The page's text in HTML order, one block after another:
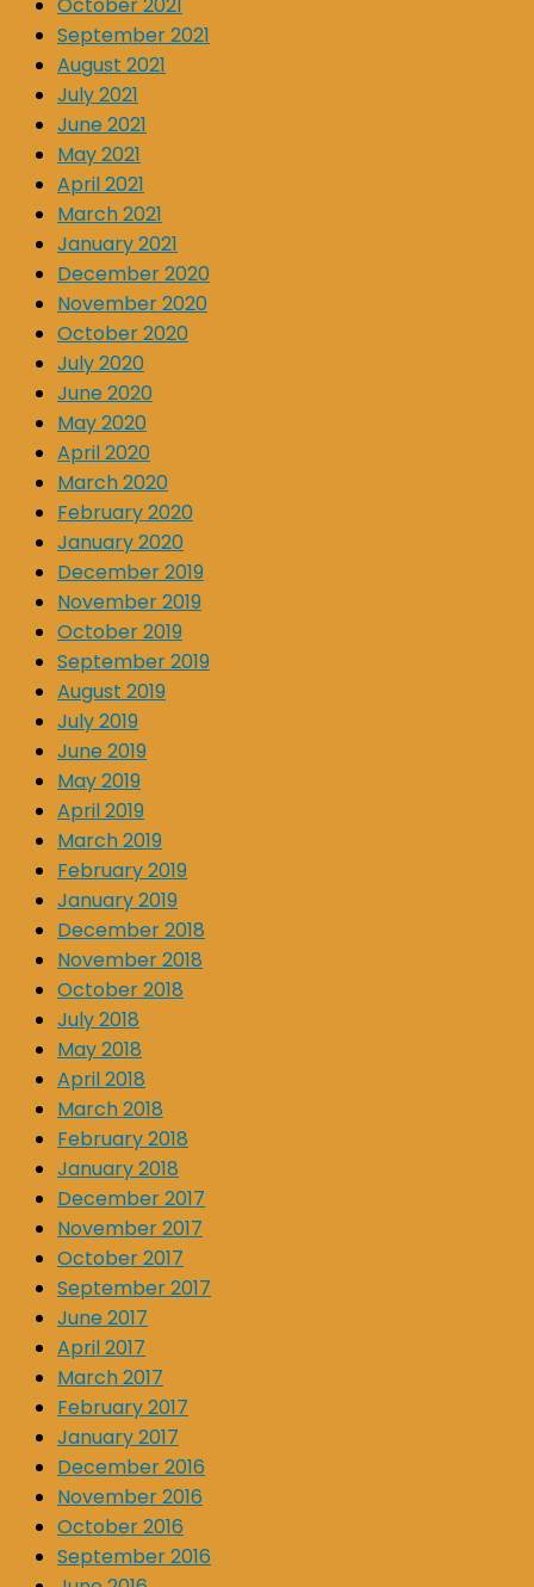
September 2021
August 2021
July 2021
June 2021
May 2021
April 2021
March 2021
January 2021
December 2020
November 2020
October 2020
July 2020
June 2020
May 2020
April 2020
March 2020
February 2020
January 2020
December 2019
November 2019
October 2019
September 2019
August 2019
July 2019
June 2019
May 2019
April 2019
March 2019
February 2019
January 2019
December 2018
November 2018
October 2018
July 2018
May 2018
April 2018
March 2018
February 2018
January 2018
December 2017
November 2017
October 2017
September 2017
June 2017
April 2017
March 2017
February 2017
January 2017
December 2016
November 2016
October 2016
September 2016